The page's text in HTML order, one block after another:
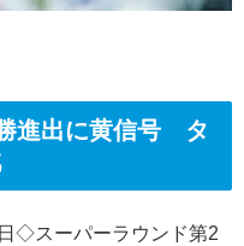
進出に黄信号 タ
◇スーパーラウンド第2